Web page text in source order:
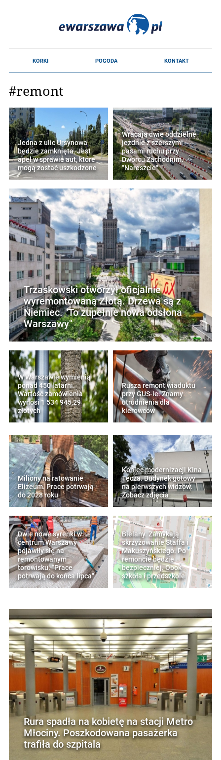
#remont
Jedna z ulic Ursynowa
będzie zamknięta. Jest
apel w sprawie aut, które
mogą zostać uszkodzone
Wracają dwie oddzielne
jezdnie z szerszymi
pasami ruchu przy
Dworcu Zachodnim.
"Nareszcie"
Trzaskowski otworzył oficjalnie
wyremontowaną Złotą. Drzewa są z
Niemiec. "To zupełnie nowa odsłona
Warszawy"
W Warszawie wymienią
ponad 450 latarni.
Wartość zamówienia
wynosi 1 534 945,29
złotych
Rusza remont wiaduktu
przy GUS-ie. Znamy
utrudnienia dla
kierowców
Miliony na ratowanie
Elizeum. Prace potrwają
do 2028 roku
Koniec modernizacji Kina
Tęcza. Budynek gotowy
na pierwszych widzów.
Zobacz zdjęcia
Dwie nowe syrenki w
centrum Warszawy
pojawiły się na
remontowanym
torowisku. "Prace
potrwają do końca lipca"
Bielany. Zamykają
skrzyżowanie Staffa i
Makuszyńskiego. Po
remoncie będzie
bezpieczniej. Obok
szkoła i przedszkole
Rura spadła na kobietę na stacji Metro
Młociny. Poszkodowana pasażerka
trafiła do szpitala